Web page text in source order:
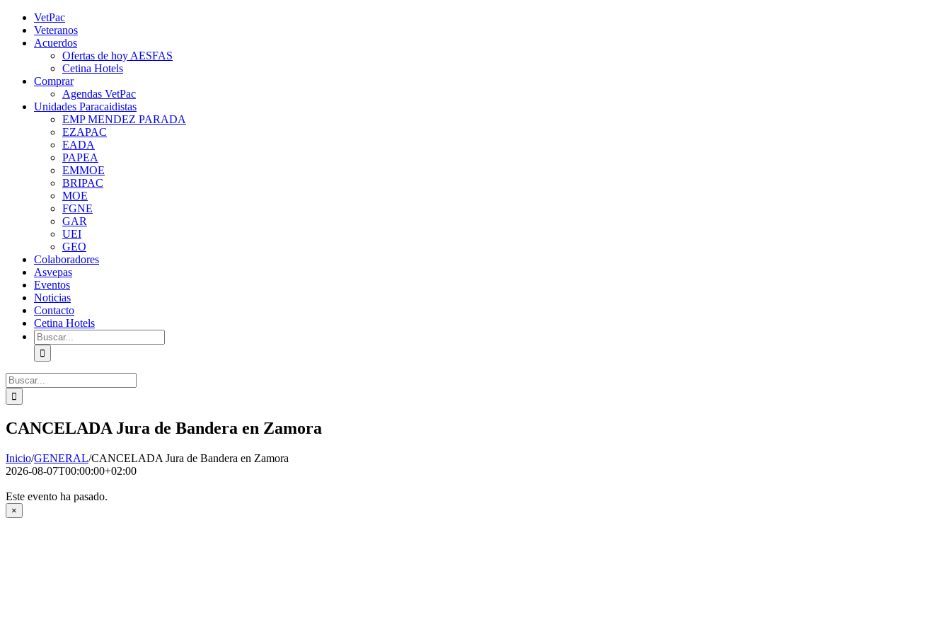
Saltar
contenido
YouTube
Instagram
Facebook
TwitterVetPac
Veteranos
Acuerdos
Ofertas de hoy AESFAS
Cetina Hotels
Comprar
Agendas VetPac
Unidades Paracaidistas
EMP MENDEZ PARADA
EZAPAC
EADA
PAPEA
EMMOE
BRIPAC
MOE
FGNE
GAR
UEI
GEO
Colaboradores
Asvepas
Eventos
Noticias
Contacto
Cetina Hotels
Buscar:
Buscar:
CANCELADA Jura de Bandera en Zamora
Inicio/GENERAL/CANCELADA Jura de Bandera en Zamora
2026-08-07T00:00:00+02:00
Este evento ha pasado.
×